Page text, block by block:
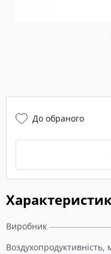
Виробник
Воздухопродуктивність,
До обраного